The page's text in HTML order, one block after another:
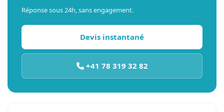
Réponse sous 24h, sans engagement.
Devis instantané
+41 78 319 32 82